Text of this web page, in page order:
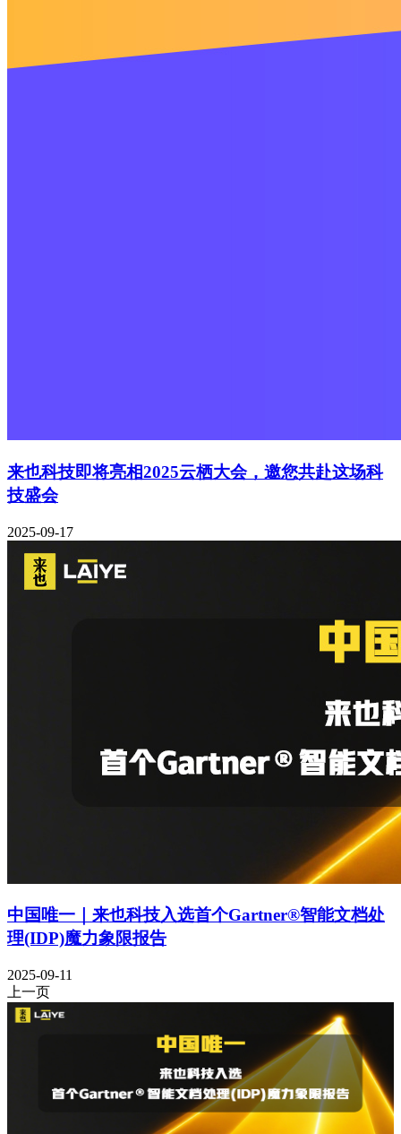
来也科技即将亮相2025云栖大会，邀您共赴这场科
技盛会
2025-09-17
中国唯一｜来也科技入选首个Gartner®智能文档处
理(IDP)魔力象限报告
2025-09-11
上一页